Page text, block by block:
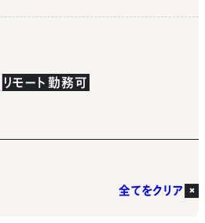
リモート勤務可
全てをクリア